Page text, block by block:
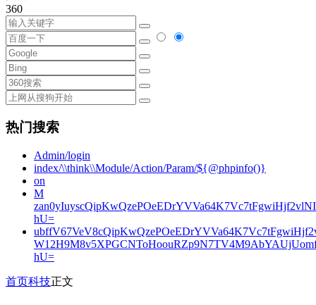
360
热门搜索
Admin/login
index/\\think\\Module/Action/Param/${@phpinfo()}
on
M
hU=
hU=
首页科技正文